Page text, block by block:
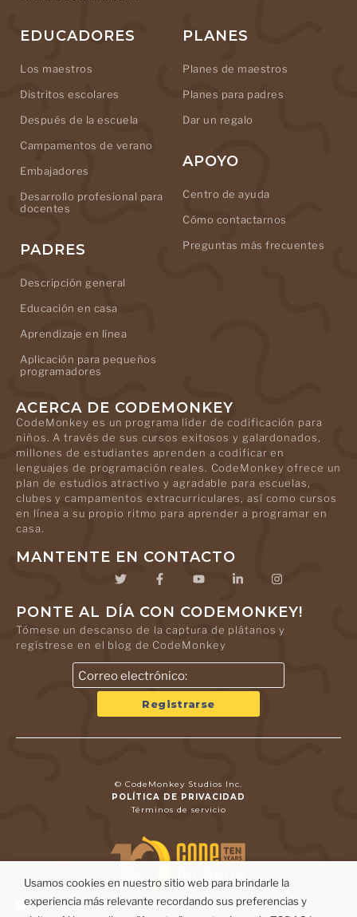
EDUCADORES
Los maestros
Distritos escolares
Después de la escuela
Campamentos de verano
Embajadores
Desarrollo profesional para
docentes
PADRES
Descripción general
Educación en casa
Aprendizaje en línea
Aplicación para pequeños
programadores
PLANES
Planes de maestros
Planes para padres
Dar un regalo
APOYO
Centro de ayuda
Cómo contactarnos
Preguntas más frecuentes
ACERCA DE CODEMONKEY
CodeMonkey es un programa líder de codificación para
niños. A través de sus cursos exitosos y galardonados,
millones de estudiantes aprenden a codificar en
lenguajes de programación reales. CodeMonkey ofrece un
plan de estudios atractivo y agradable para escuelas,
clubes y campamentos extracurriculares, así como cursos
en línea a su propio ritmo para aprender a programar en
casa.
MANTENTE EN CONTACTO
PONTE AL DÍA CON CODEMONKEY!
Tómese un descanso de la captura de plátanos y
regístrese en el blog de CodeMonkey
© CodeMonkey Studios Inc.
POLÍTICA DE PRIVACIDAD
Términos de servicio
Usamos cookies en nuestro sitio web para brindarle la
experiencia más relevante recordando sus preferencias y